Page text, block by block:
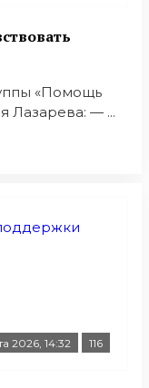
«Помощь
Лазарева: — ...
2026, 14:32 116